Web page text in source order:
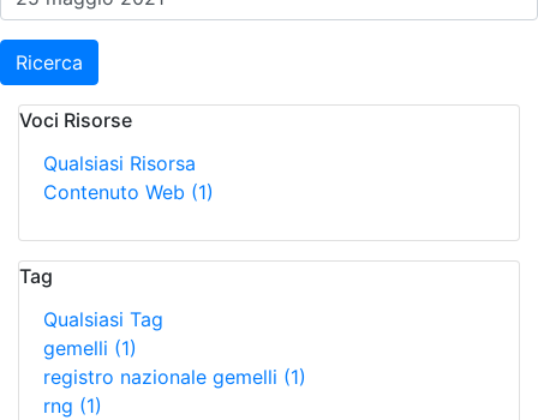
Ricerca
Voci Risorse
Qualsiasi Risorsa
Contenuto Web (1)
Tag
Qualsiasi Tag
gemelli (1)
registro nazionale gemelli (1)
rng (1)